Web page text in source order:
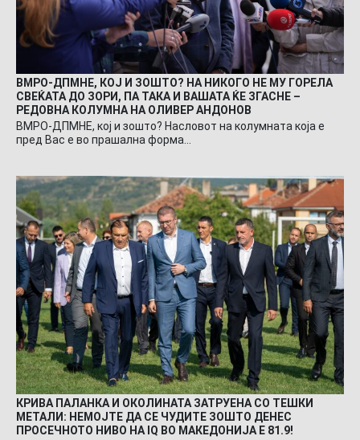
ВМРО-ДПМНЕ, КОЈ И ЗОШТО? НА НИКОГО НЕ МУ ГОРЕЛА
СВЕЌАТА ДО ЗОРИ, ПА ТАКА И ВАШАТА ЌЕ ЗГАСНЕ –
РЕДОВНА КОЛУМНА НА ОЛИВЕР АНДОНОВ
ВМРО-ДПМНЕ, кој и зошто? Насловот на колумната која е
пред Вас е во прашална форма…
КРИВА ПАЛАНКА И ОКОЛИНАТА ЗАТРУЕНА СО ТЕШКИ
МЕТАЛИ: НЕМОЈТЕ ДА СЕ ЧУДИТЕ ЗОШТО ДЕНЕС
ПРОСЕЧНОТО НИВО НА IQ ВО МАКЕДОНИЈА Е 81.9!